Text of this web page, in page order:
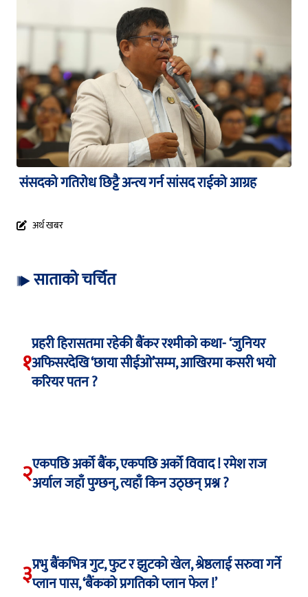
संसदको गतिरोध छिट्टै अन्त्य गर्न सांसद राईको आग्रह
अर्थ खबर
साताको चर्चित
१
प्रहरी हिरासतमा रहेकी बैंकर रश्मीको कथा- ‘जुनियर
अफिसरदेखि ‘छाया सीईओ’सम्म, आखिरमा कसरी भयो
करियर पतन ?
२एकपछि अर्को बैंक, एकपछि अर्को विवाद ! रमेश राज
अर्याल जहाँ पुग्छन्, त्यहाँ किन उठ्छन् प्रश्न ?
३प्रभु बैंकभित्र गुट, फुट र झुटको खेल, श्रेष्ठलाई सरुवा गर्ने
प्लान पास, ‘बैंकको प्रगतिको प्लान फेल !’